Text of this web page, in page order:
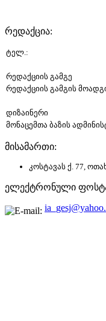
რედაქცია:
ტელ.:
რედაქციის გამგე
რედაქციის გამგის
დიზაინერი
მონაცემთა ბაზის
მისამართი:
კოსტავას ქ. 77,
ელექტრონული